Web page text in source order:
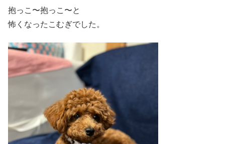
抱っこ〜抱っこ〜と
怖くなったこむぎでした。